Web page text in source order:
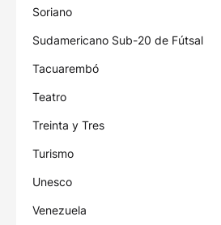
Soriano
Sudamericano Sub-20 de Fútsal
Tacuarembó
Teatro
Treinta y Tres
Turismo
Unesco
Venezuela